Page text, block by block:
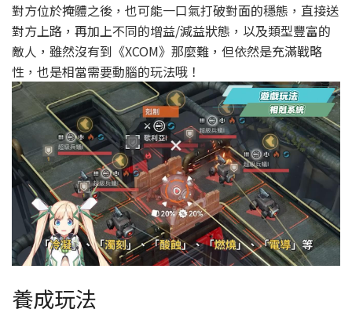
對方位於掩體之後，也可能一口氣打破對面的穩態，直接送
對方上路，再加上不同的增益/減益狀態，以及類型豐富的
敵人，雖然沒有到《XCOM》那麼難，但依然是充滿戰略
性，也是相當需要動腦的玩法哦！
養成玩法